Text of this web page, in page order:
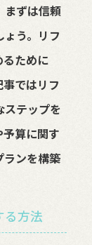
まずは信頼
う。リフ
るために
ではリフ
ステップを
算に関す
ランを構築
る方法